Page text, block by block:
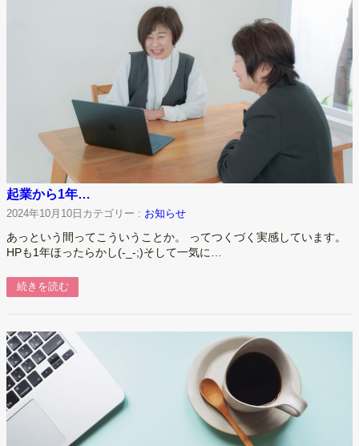
起業から1年…
2024年10月10日 カテゴリー : お知らせ
あっという間ってこういうことか。 ってつくづく実感しています。
HPも1年ほったらかし(-_-;)そして一気に…
続きを読む